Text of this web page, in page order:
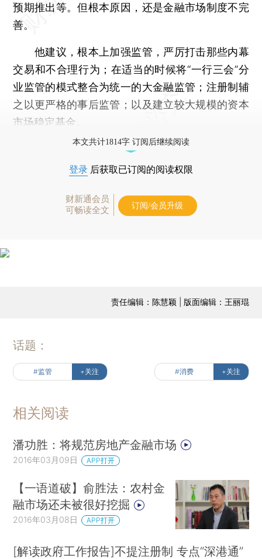
预期推出等。但根本原因，还是金融市场制度不完
善。
他建议，根本上加强监管，严厉打击那些内幕
交易和不合理行为；在适当的时候将“一行三会”分
业监管的模式整合为统一的大金融监管；注册制辅
之以更严格的事后监管；以及建立较大规模的资本
市场稳定基金。
本文共计1814字 订阅后继续阅读
登录 后获取已订阅的阅读权限
财新通会员
可畅读全文
订阅/会员升级
责任编辑：陈慧颖 | 版面编辑：王丽琨
话题：
#监管 +关注 #消费 +关注
相关阅读
潘功胜：将规范房地产金融市场
2016年03月09日 APP打开
【一语道破】俞胜法：农村金
融市场还未被很好挖掘
2016年03月08日 APP打开
[解读政府工作报告]不提注册制 专点“深港通”